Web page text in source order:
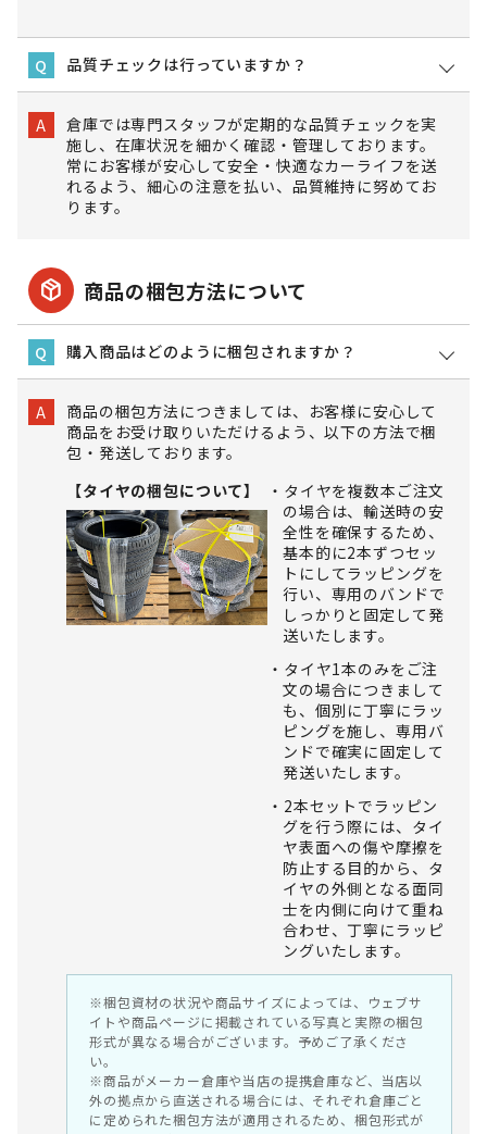
Q 品質チェックは行っていますか？
A
倉庫では専門スタッフが定期的な品質チェックを実
施し、在庫状況を細かく確認・管理しております。
常にお客様が安心して安全・快適なカーライフを送
れるよう、細心の注意を払い、品質維持に努めてお
ります。
package_2 商品の梱包方法について
Q 購入商品はどのように梱包されますか？
A
商品の梱包方法につきましては、お客様に安心して
商品をお受け取りいただけるよう、以下の方法で梱
包・発送しております。
【タイヤの梱包について】
タイヤを複数本ご注文
の場合は、輸送時の安
全性を確保するため、
基本的に2本ずつセッ
トにしてラッピングを
行い、専用のバンドで
しっかりと固定して発
送いたします。
タイヤ1本のみをご注
文の場合につきまして
も、個別に丁寧にラッ
ピングを施し、専用バ
ンドで確実に固定して
発送いたします。
2本セットでラッピン
グを行う際には、タイ
ヤ表面への傷や摩擦を
防止する目的から、タ
イヤの外側となる面同
士を内側に向けて重ね
合わせ、丁寧にラッピ
ングいたします。
※梱包資材の状況や商品サイズによっては、ウェブサ
イトや商品ページに掲載されている写真と実際の梱包
形式が異なる場合がございます。予めご了承くださ
い。
※商品がメーカー倉庫や当店の提携倉庫など、当店以
外の拠点から直送される場合には、それぞれ倉庫ごと
に定められた梱包方法が適用されるため、梱包形式が